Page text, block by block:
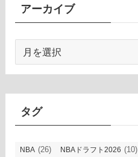
アーカイブ
カ
イ
タグ
NBA (26) NBAドラフト2026 (10)